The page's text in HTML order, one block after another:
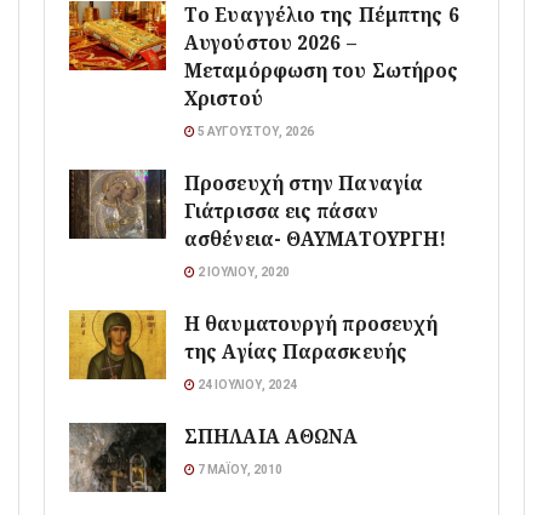
Το Ευαγγέλιο της Πέμπτης 6
Αυγούστου 2026 –
Μεταμόρφωση του Σωτήρος
Χριστού
5 ΑΥΓΟΎΣΤΟΥ, 2026
Προσευχή στην Παναγία
Γιάτρισσα εις πάσαν
ασθένεια- ΘΑΥΜΑΤΟΥΡΓΗ!
2 ΙΟΥΛΊΟΥ, 2020
Η θαυματουργή προσευχή
της Αγίας Παρασκευής
24 ΙΟΥΛΊΟΥ, 2024
ΣΠΗΛΑΙΑ ΑΘΩΝΑ
7 ΜΑΪ́ΟΥ, 2010